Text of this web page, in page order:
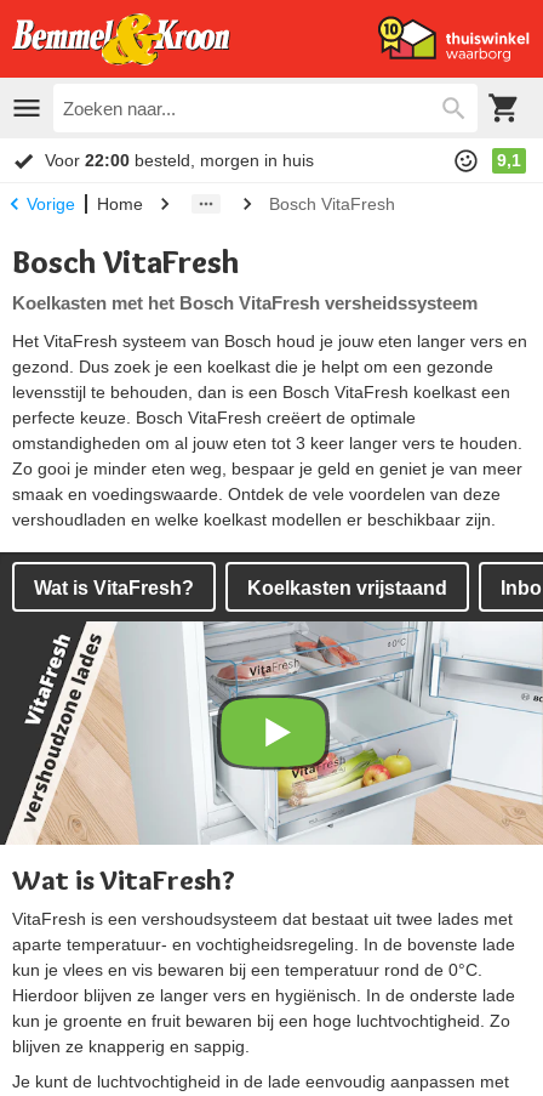
Voor 22:00 besteld, morgen in huis 9,1
Vorige Home Bosch VitaFresh
Bosch VitaFresh
Koelkasten met het Bosch VitaFresh versheidssysteem
Het VitaFresh systeem van Bosch houd je jouw eten langer vers en
gezond. Dus zoek je een koelkast die je helpt om een gezonde
levensstijl te behouden, dan is een Bosch VitaFresh koelkast een
perfecte keuze. Bosch VitaFresh creëert de optimale
omstandigheden om al jouw eten tot 3 keer langer vers te houden.
Zo gooi je minder eten weg, bespaar je geld en geniet je van meer
smaak en voedingswaarde. Ontdek de vele voordelen van deze
vershoudladen en welke koelkast modellen er beschikbaar zijn.
Wat is VitaFresh? Koelkasten vrijstaand
Wat is VitaFresh?
VitaFresh is een vershoudsysteem dat bestaat uit twee lades met
aparte temperatuur- en vochtigheidsregeling. In de bovenste lade
kun je vlees en vis bewaren bij een temperatuur rond de 0°C.
Hierdoor blijven ze langer vers en hygiënisch. In de onderste lade
kun je groente en fruit bewaren bij een hoge luchtvochtigheid. Zo
blijven ze knapperig en sappig.
Je kunt de luchtvochtigheid in de lade eenvoudig aanpassen met